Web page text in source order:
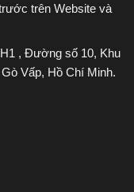
trên Website và
, Đường số 10, Khu
Vấp, Hồ Chí Minh.